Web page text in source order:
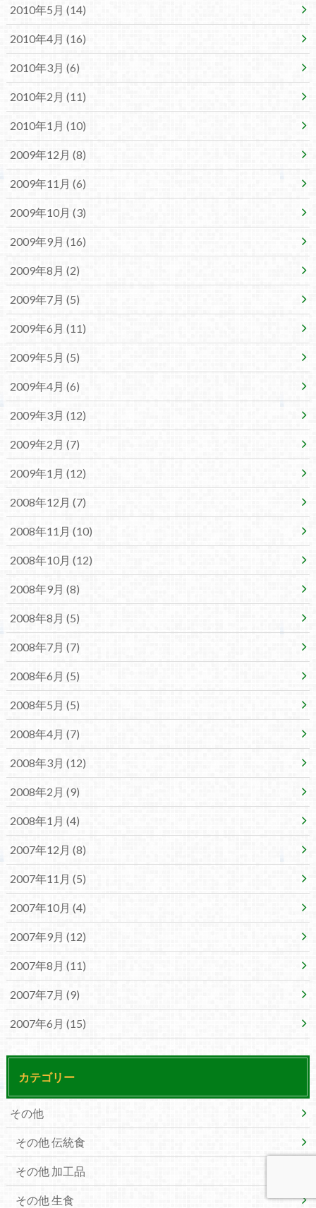
2010年5月 (14)
2010年4月 (16)
2010年3月 (6)
2010年2月 (11)
2010年1月 (10)
2009年12月 (8)
2009年11月 (6)
2009年10月 (3)
2009年9月 (16)
2009年8月 (2)
2009年7月 (5)
2009年6月 (11)
2009年5月 (5)
2009年4月 (6)
2009年3月 (12)
2009年2月 (7)
2009年1月 (12)
2008年12月 (7)
2008年11月 (10)
2008年10月 (12)
2008年9月 (8)
2008年8月 (5)
2008年7月 (7)
2008年6月 (5)
2008年5月 (5)
2008年4月 (7)
2008年3月 (12)
2008年2月 (9)
2008年1月 (4)
2007年12月 (8)
2007年11月 (5)
2007年10月 (4)
2007年9月 (12)
2007年8月 (11)
2007年7月 (9)
2007年6月 (15)
カテゴリー
その他
その他 伝統食
その他 加工品
その他 生食